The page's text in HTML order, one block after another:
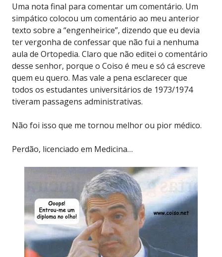
Uma nota final para comentar um comentário. Um
simpático colocou um comentário ao meu anterior
texto sobre a “engenheirice”, dizendo que eu devia
ter vergonha de confessar que não fui a nenhuma
aula de Ortopedia. Claro que não editei o comentário
desse senhor, porque o Coiso é meu e só cá escreve
quem eu quero. Mas vale a pena esclarecer que
todos os estudantes universitários de 1973/1974
tiveram passagens administrativas.
Não foi isso que me tornou melhor ou pior médico.
Perdão, licenciado em Medicina…